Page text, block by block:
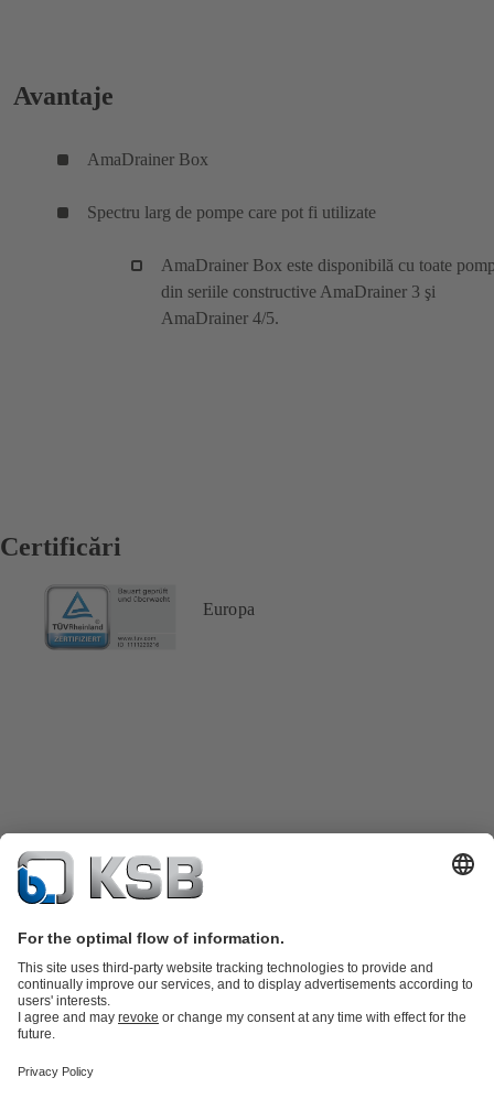
Avantaje
AmaDrainer Box
Spectru larg de pompe care pot fi utilizate
AmaDrainer Box este disponibilă cu toate
din seriile constructive AmaDrainer 3 şi
AmaDrainer 4/5.
Certificări
Europa